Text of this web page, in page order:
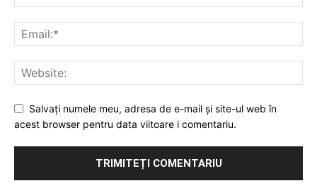
Salvați numele meu, adresa de e-mail și site-ul web în
acest browser pentru data viitoare i comentariu.